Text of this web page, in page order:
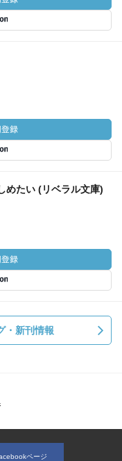
めたい (リベラル文庫)
・新刊情報
ページ